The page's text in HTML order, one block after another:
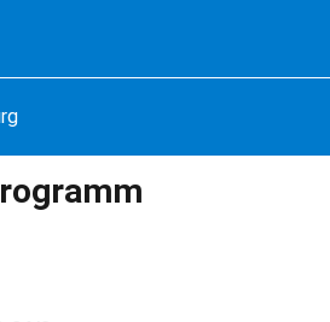
Brandenburg